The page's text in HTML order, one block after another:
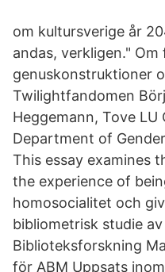
om kultursverige år
andas, verkligen."
genuskonstruktioner
Twilightfandomen
Heggemann, Tove LU
Department of
This essay examines
the experience of
homosocialitet och
bibliometrisk studie av
Biblioteksforskning
för ABM Uppsats